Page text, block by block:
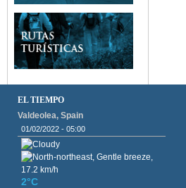
EL TIEMPO
Valdeolea, Spain
01/02/2022 - 05:00
2°C